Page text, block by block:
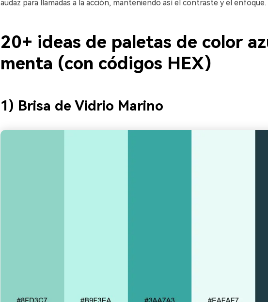
audaz para llamadas a la acción, manteniendo así el contraste y el enfoque.
20+ ideas de paletas de color
menta (con códigos HEX)
1) Brisa de Vidrio Marino